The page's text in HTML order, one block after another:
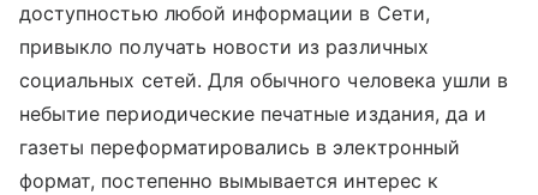
доступностью любой информации в Сети,
привыкло получать новости из различных
социальных сетей. Для обычного человека ушли в
небытие периодические печатные издания, да и
газеты переформатировались в электронный
формат, постепенно вымывается интерес к